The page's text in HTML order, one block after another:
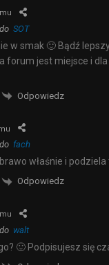
SOT
w smak 🙂 Bądź
forum jest miejsce i
Odpowiedz
fach
właśnie i
Odpowiedz
walt
🙂 Podpisujesz się